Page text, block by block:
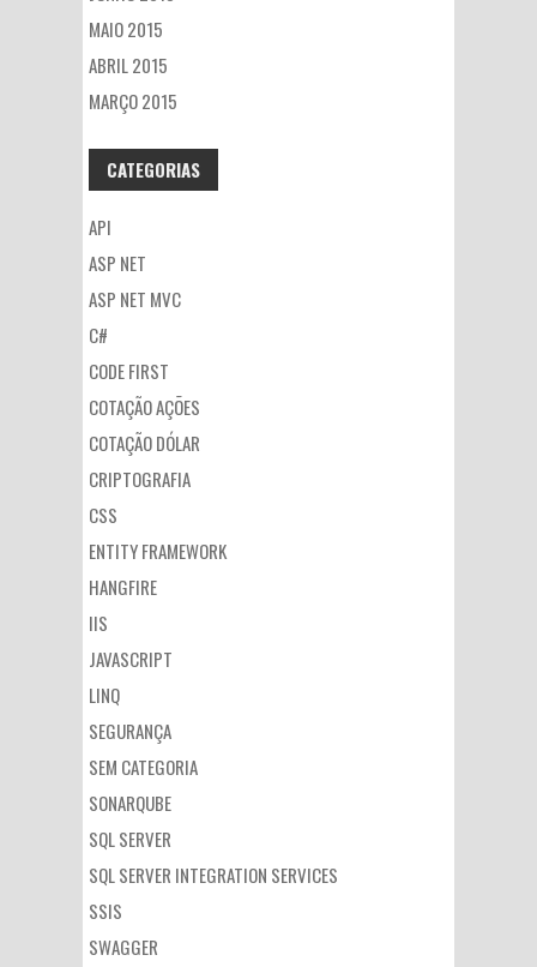
MAIO 2015
ABRIL 2015
MARÇO 2015
CATEGORIAS
API
ASP NET
ASP NET MVC
C#
CODE FIRST
COTAÇÃO AÇÕES
COTAÇÃO DÓLAR
CRIPTOGRAFIA
CSS
ENTITY FRAMEWORK
HANGFIRE
IIS
JAVASCRIPT
LINQ
SEGURANÇA
SEM CATEGORIA
SONARQUBE
SQL SERVER
SQL SERVER INTEGRATION SERVICES
SSIS
SWAGGER